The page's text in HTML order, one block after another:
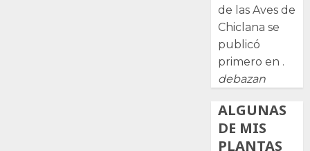
de las Aves de
Chiclana se
publicó
primero en .
debazan
ALGUNAS
DE MIS
PLANTAS